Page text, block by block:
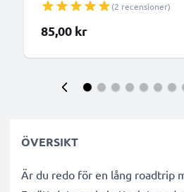
laddningsadapter(2 recensioner)
85,00 kr
ÖVERSIKT
Är du redo för en lång roadtrip